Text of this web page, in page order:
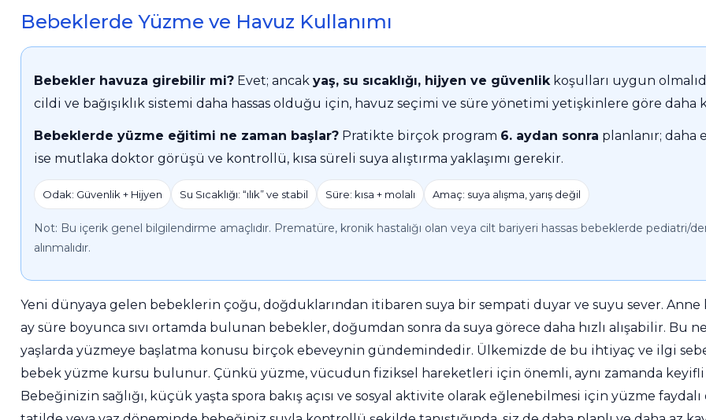
Sıvı Klor
Dezenfektan
Yosun Önleyici
Parlatıcı
Çöktürücü
Havuz PH
Gemaş Puref Flock Çöktürücü
Gemaş Toz Ph düşürücü
Gemaş Sıvı klor Sıvı asit
Gemaş %90 Tablet Klor
Gemaş Multi Tablet Klor 200 gr
Havuz Parlatıcı Topaklayıcı
Toz Ph Düşürücü
Havuz Çöktürücü
Ayak Dezenfektanı
Havuz Suyu Bağlı Klor Giderici
Kalsiyum Hipoklorit %65 Klor
Havuz Parlatıcı Topaklayıcı
Havuz Toz Granul Ph- Düşürücü
Havuz Çöktürücü Flock
Havuz Sıvı Klor
Havuz İyon Baglayıcı
Havuz Kışlık Bakım Ürünü
Havuz Suyu Parlatıcı e Pool Expert
Havuz Suyu Ph - Düşürücü e Pool Eexpert
Havuz Suyu Yosun Önleyici e Pool Expert
Kablosuz Havuz Temizleme Robotları
Zodiac Havuz
Robotları
Hayward Havuz
Robotları
Beatbot Havuz
Bwt Havuz
Robotları
Spino Havuz
Robotları
Bs Pool
Klor Üretim Hücreleri
Gemaş
Gemaş Tuz
Klor Jeneratörü
Otomatik Ph Düşürücü Dozaj Pompası
Zodiac Tuz
Klor Jeneratörü
Bahçe Aydınlatma
Havuz
Aydınlatma Panoları
Havuz Trafoları
Havuz Lambaları
Lamba Yedek
Parçaları
Süs Havuzu
Aydınlatma
İthal Havuz
Pompaları
Tüm Havuz pompa
Havuz Süpürgesi
Havuz Temizlik Setleri
Süpürge Hortum Adaptörü
Havuz Örtüsü
Havuz Yapım Seti
Havuz Merdiven
Havuz Merdiven Parçaları
Havuz Filtreleri
Emiş Süzgeçleri
Havuz Besi
Nozulları
Abs Skimmer
Kobra Su Perdeleri
Mantar Tipi Su Perdeleri
Yer Şelaleleri
Bebeklerde Yüzme ve Havuz Kullanımı
Bebekler havuza girebilir mi? Evet; ancak yaş, su sıcaklığı, hijyen ve güvenlikkoşulları uygun
cildi ve bağışıklık sistemi daha hassas olduğu için, havuz seçimi ve süre yönetimi yetişkinlere göre daha
Bebeklerde yüzme eğitimi ne zaman başlar? Pratikte birçok program 6. aydan sonra planlanır; daha
ise mutlaka doktor görüşü ve kontrollü, kısa süreli suya alıştırma yaklaşımı gerekir.
Odak: Güvenlik + Hijyen Su Sıcaklığı: “ılık” ve stabil Süre: kısa + molalı Amaç: suya alışma, yarış değil
Not: Bu içerik genel bilgilendirme amaçlıdır. Prematüre, kronik hastalığı olan veya cilt bariyeri hassas bebeklerde pediatri/
alınmalıdır.
Yeni dünyaya gelen bebeklerin çoğu, doğduklarından itibaren suya bir sempati duyar ve suyu sever. Anne
ay süre boyunca sıvı ortamda bulunan bebekler, doğumdan sonra da suya görece daha hızlı alışabilir. Bu
yaşlarda yüzmeye başlatma konusu birçok ebeveynin gündemindedir. Ülkemizde de bu ihtiyaç ve ilgi
bebek yüzme kursu bulunur. Çünkü yüzme, vücudun fiziksel hareketleri için önemli, aynı zamanda
Bebeğinizin sağlığı, küçük yaşta spora bakış açısı ve sosyal aktivite olarak eğlenebilmesi için yüzme faydalı